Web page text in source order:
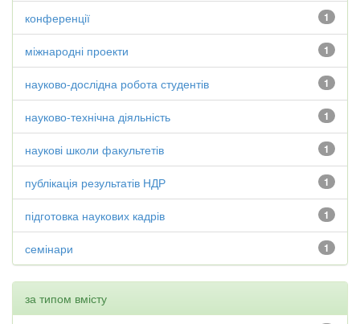
1
конференції
1
міжнародні проекти
1
науково-дослідна робота студентів
1
науково-технічна діяльність
1
наукові школи факультетів
1
публікація результатів НДР
1
підготовка наукових кадрів
1
семінари
за типом вмісту